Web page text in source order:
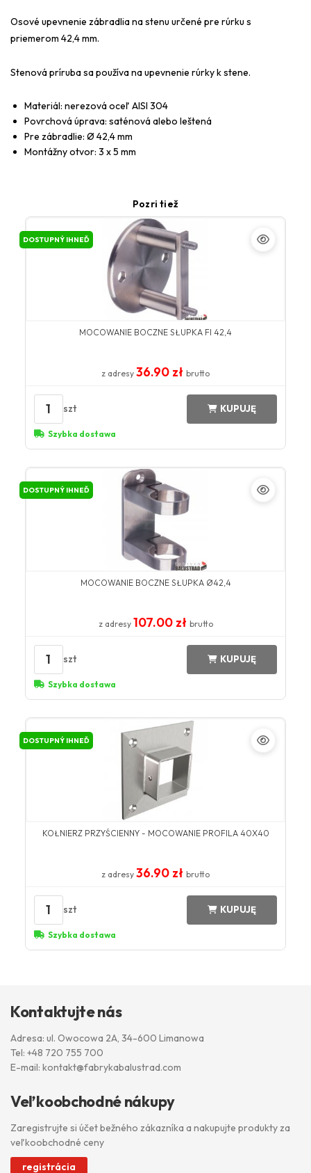
Osové upevnenie zábradlia na stenu určené pre rúrku s
priemerom 42,4 mm.
Stenová príruba sa používa na upevnenie rúrky k stene.
Materiál: nerezová oceľ AISI 304
Povrchová úprava: saténová alebo leštená
Pre zábradlie: Ø 42,4 mm
Montážny otvor: 3 x 5 mm
Pozri tiež
DOSTUPNÝ IHNEĎ
MOCOWANIE BOCZNE SŁUPKA FI 42,4
z adresy 36.90 zł brutto
1 szt KUPUJĘ
Szybka dostawa
DOSTUPNÝ IHNEĎ
MOCOWANIE BOCZNE SŁUPKA Ø42,4
z adresy 107.00 zł brutto
1 szt KUPUJĘ
Szybka dostawa
DOSTUPNÝ IHNEĎ
KOŁNIERZ PRZYŚCIENNY - MOCOWANIE PROFILA 40X40
z adresy 36.90 zł brutto
1 szt KUPUJĘ
Szybka dostawa
Kontaktujte nás
Adresa: ul. Owocowa 2A, 34-600 Limanowa
Tel: +48 720 755 700
E-mail: kontakt@fabrykabalustrad.com
Veľkoobchodné nákupy
Zaregistrujte si účet bežného zákazníka a nakupujte produkty za
veľkoobchodné ceny
registrácia